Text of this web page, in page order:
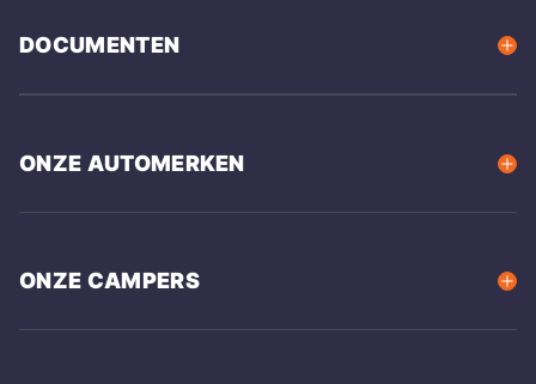
DOCUMENTEN
ONZE AUTOMERKEN
ONZE CAMPERS